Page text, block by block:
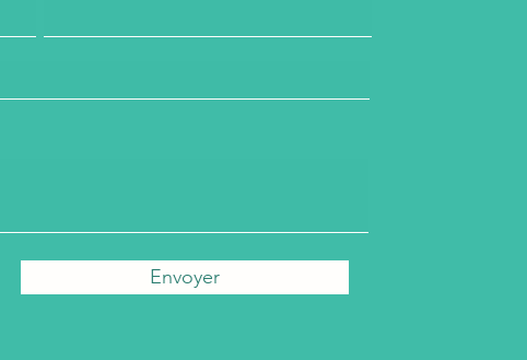
Envoyer